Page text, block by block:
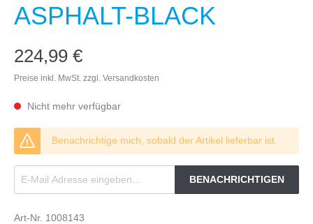
ASPHALT-BLACK
224,99 €
Preise inkl. MwSt. zzgl. Versandkosten
Nicht mehr verfügbar
Benachrichtige mich, sobald der Artikel lieferbar ist.
BENACHRICHTIGEN
Art-Nr. 1008143